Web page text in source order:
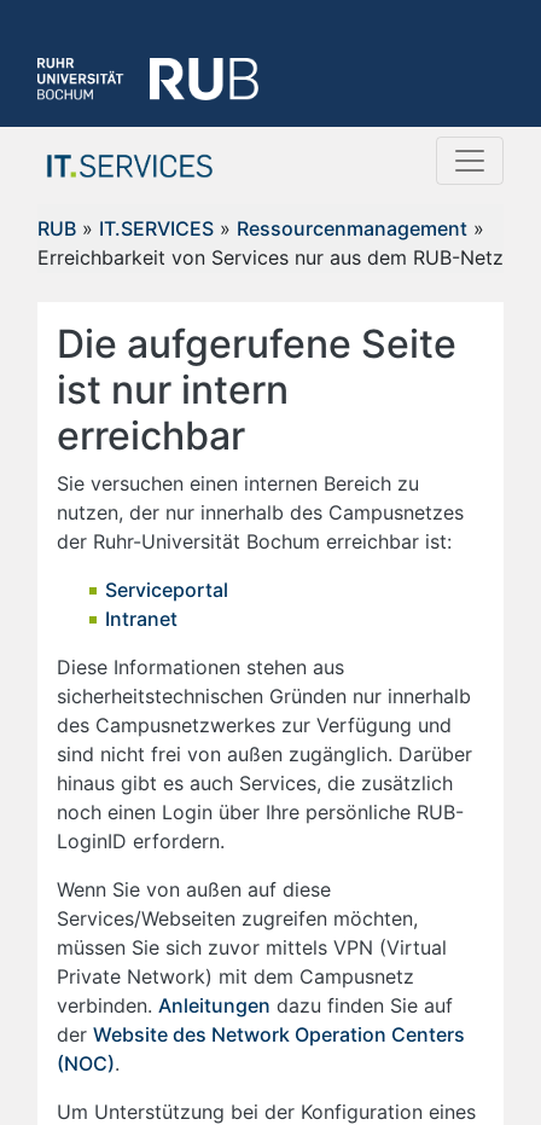
RUB » IT.SERVICES » Ressourcenmanagement »
Erreichbarkeit von Services nur aus dem RUB-Netz
Die aufgerufene Seite
ist nur intern
erreichbar
Sie versuchen einen internen Bereich zu
nutzen, der nur innerhalb des Campusnetzes
der Ruhr-Universität Bochum erreichbar ist:
Serviceportal
Intranet
Diese Informationen stehen aus
sicherheitstechnischen Gründen nur innerhalb
des Campusnetzwerkes zur Verfügung und
sind nicht frei von außen zugänglich. Darüber
hinaus gibt es auch Services, die zusätzlich
noch einen Login über Ihre persönliche RUB-
LoginID erfordern.
Wenn Sie von außen auf diese
Services/Webseiten zugreifen möchten,
müssen Sie sich zuvor mittels VPN (Virtual
Private Network) mit dem Campusnetz
verbinden. Anleitungen dazu finden Sie auf
der Website des Network Operation Centers
(NOC).
Um Unterstützung bei der Konfiguration eines